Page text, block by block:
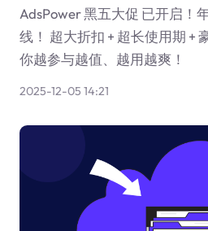
AdsPower 黑五大促 已开启！
线！ 超大折扣 + 超长使用期 +
你越参与越值、越用越爽！
2025-12-05 14:21